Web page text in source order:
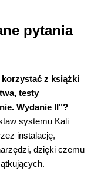
ARP
DNS
pytania
korzystać z książki
testy
Wydanie II"?
systemu Kali
instalację,
dzięki czemu